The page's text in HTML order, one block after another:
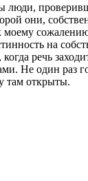
они,
моему
на
речь
Не один раз
там открыты.